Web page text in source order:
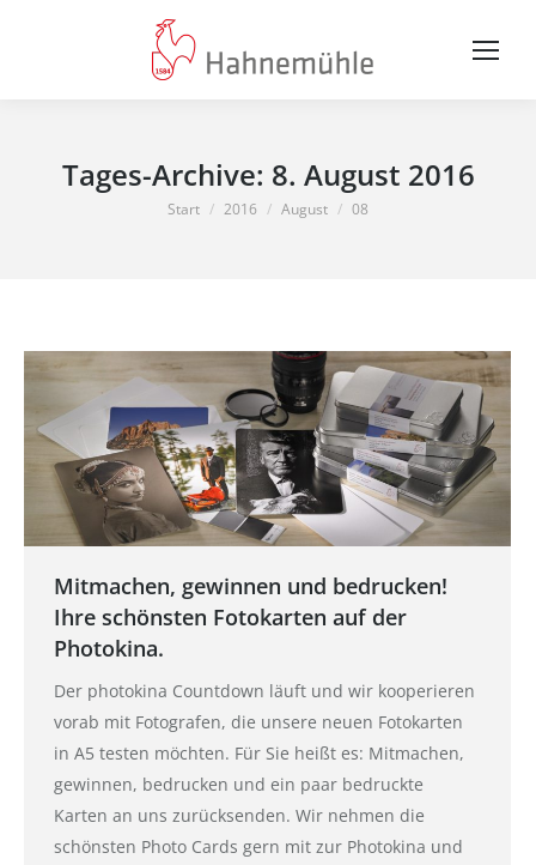
Tages-Archive: 8. August 2016
Sie befinden sich hier:
Start 2016 August 08
Mitmachen, gewinnen und bedrucken!
Ihre schönsten Fotokarten auf der
Photokina.
Der photokina Countdown läuft und wir kooperieren
vorab mit Fotografen, die unsere neuen Fotokarten
in A5 testen möchten. Für Sie heißt es: Mitmachen,
gewinnen, bedrucken und ein paar bedruckte
Karten an uns zurücksenden. Wir nehmen die
schönsten Photo Cards gern mit zur Photokina und